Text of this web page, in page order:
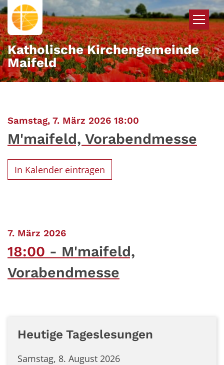
Zum Inhalt springen
Katholische Kirchengemeinde
Maifeld
Samstag, 7. März 2026 18:00
M'maifeld, Vorabendmesse
In Kalender eintragen
7. März 2026:
18:00
M'maifeld,
Vorabendmesse
Heutige Tageslesungen
Samstag, 8. August 2026